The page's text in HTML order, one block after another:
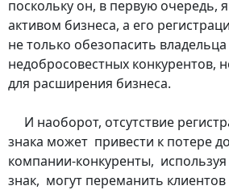
поскольку он, в первую очередь,
активом бизнеса, а его
не только обезопасить
недобросовестных конкурентов,
для расширения бизнеса.
И наоборот, отсутствие
знака может привести к потере
компании-конкуренты,
знак, могут переманить клиентов